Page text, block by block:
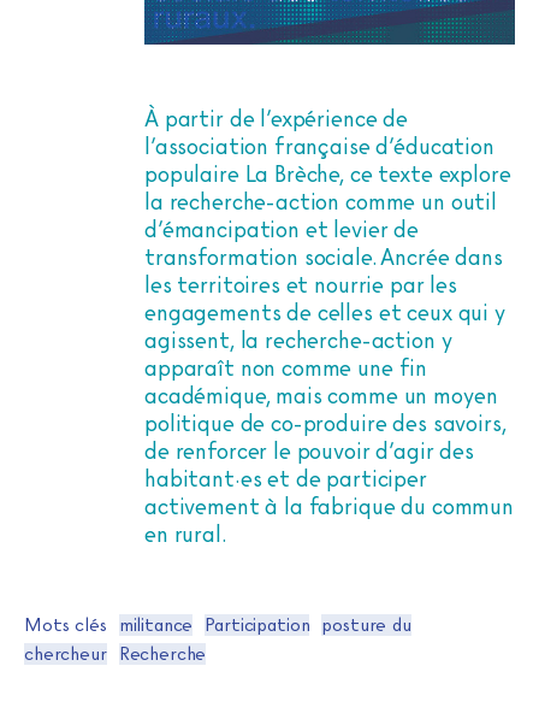
À partir de l’expérience de
l’association française d’éducation
populaire La Brèche, ce texte explore
la recherche-action comme un outil
d’émancipation et levier de
transformation sociale. Ancrée dans
les territoires et nourrie par les
engagements de celles et ceux qui y
agissent, la recherche-action y
apparaît non comme une fin
académique, mais comme un moyen
politique de co-produire des savoirs,
de renforcer le pouvoir d’agir des
habitant·es et de participer
activement à la fabrique du commun
en rural.
Mots clés militance Participation
posture du
chercheur
Recherche